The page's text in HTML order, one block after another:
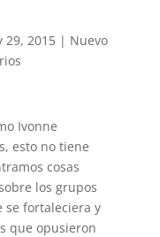
29, 2015| Nuevo
Ivonne
esto no tiene
cosas
los grupos
se fortaleciera y
que opusieron